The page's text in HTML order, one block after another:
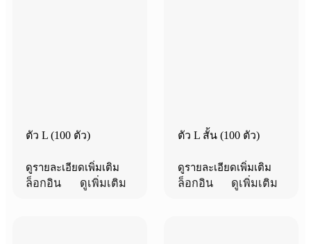
ตัว L (100 ตัว)
ดูรายละเอียดเพิ่มเติม
ล็อกอิน ดูเพิ่มเติม
ตัว L สั้น (100 ตัว)
ดูรายละเอียดเพิ่มเติม
ล็อกอิน ดูเพิ่มเติม